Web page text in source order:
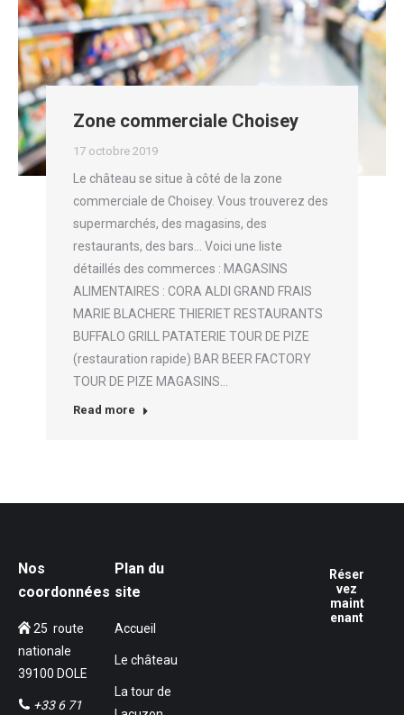
Zone commerciale Choisey
17 octobre 2019
Le château se situe à côté de la zone
commerciale de Choisey. Vous trouverez des
supermarchés, des magasins, des
restaurants, des bars… Voici une liste
détaillés des commerces : MAGASINS
ALIMENTAIRES : CORA ALDI GRAND FRAIS
MARIE BLACHERE THIERIET RESTAURANTS
BUFFALO GRILL PATATERIE TOUR DE PIZE
(restauration rapide) BAR BEER FACTORY
TOUR DE PIZE MAGASINS…
Read more
Nos
coordonnées
25 route
nationale
39100 DOLE
+33 6 71
Plan du
site
Accueil
Le château
La tour de
Réser
vez
maint
enant